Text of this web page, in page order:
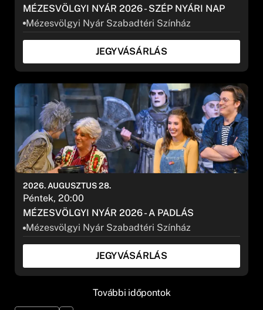
MÉZESVÖLGYI NYÁR 2026 - SZÉP NYÁRI NAP
Mézesvölgyi Nyár Szabadtéri Színház
JEGYVÁSÁRLÁS
MÉZESVÖLGYI NYÁR 2026 - A PADLÁS
Mézesvölgyi Nyár Szabadtéri Színház
2026. AUGUSZTUS 28.
Péntek, 20:00
JEGYVÁSÁRLÁS
További időpontok